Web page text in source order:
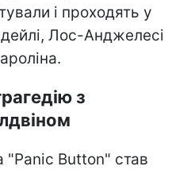
і проходять у
Лос-Анджелесі
з
"Panic Button" став